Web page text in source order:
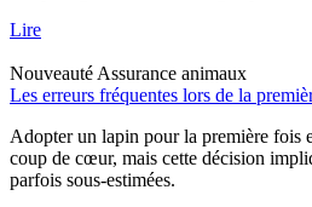
Lire
Nouveauté Assurance animaux
Les erreurs fréquentes lors de la
Adopter un lapin pour la première fois
coup de cœur, mais cette décision
parfois sous-estimées.